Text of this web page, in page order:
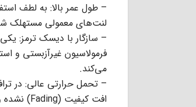
– طول عمر بالا: به لطف
لنت‌های معمولی مستهلک
– سازگار با دیسک ترمز:
فرمولاسیون غیرآزبستی و
می‌کند.
– تحمل حرارتی عالی: در
افت کیفیت (Fading) نشده و پایداری خود را حفظ می‌کنند.